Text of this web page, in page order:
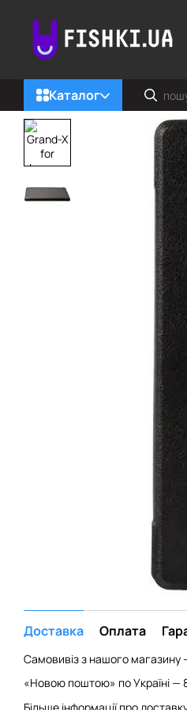
Каталог
Доставка Оплата
Самовивіз з нашого магазину
«Новою поштою» по Україні —